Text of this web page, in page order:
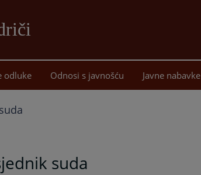
sadržaj
odluke Odnosi s javnošću Javne nabavke
suda